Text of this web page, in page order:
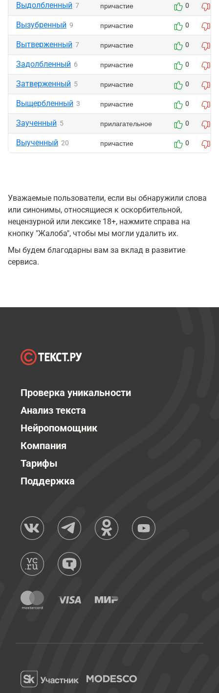
Выдолбленный 7 причастие 0
Вызубренный 9 причастие 0
Вытверженный 7 причастие 0
Задолбленный 6 причастие 0
Затверженный 5 причастие 0
Выщербленный 3 причастие 0
Заученный 5 прилагательное 0
Выученный 20 причастие 0
Уважаемые пользователи, если вы обнаружили слова
или синонимы, относящиеся к оскорбительной,
нецензурной или лексике 18+, нажмите справа на
кнопку "Жалоба", чтобы мы могли удалить их.
Мы будем благодарны вам за вклад в развитие
сервиса.
Проверка уникальности
Анализ текста
Нейропомощник
Компания
Тарифы
Поддержка